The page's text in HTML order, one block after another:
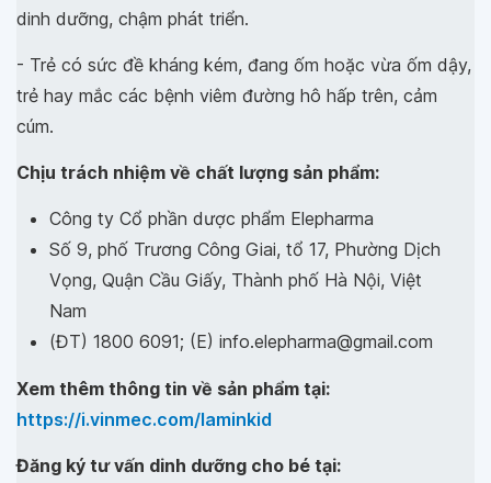
dinh dưỡng, chậm phát triển.
- Trẻ có sức đề kháng kém, đang ốm hoặc vừa ốm dậy,
trẻ hay mắc các bệnh viêm đường hô hấp trên, cảm
cúm.
Chịu trách nhiệm về chất lượng sản phẩm:
Công ty Cổ phần dược phẩm Elepharma
Số 9, phố Trương Công Giai, tổ 17, Phường Dịch
Vọng, Quận Cầu Giấy, Thành phố Hà Nội, Việt
Nam
(ĐT) 1800 6091; (E) info.elepharma@gmail.com
Xem thêm thông tin về sản phẩm tại:
https://i.vinmec.com/laminkid
Đăng ký tư vấn dinh dưỡng cho bé tại: